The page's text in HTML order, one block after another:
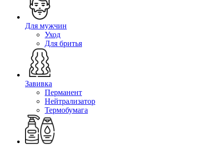
Для мужчин
Уход
Для бритья
Завивка
Перманент
Нейтрализатор
Термобумага